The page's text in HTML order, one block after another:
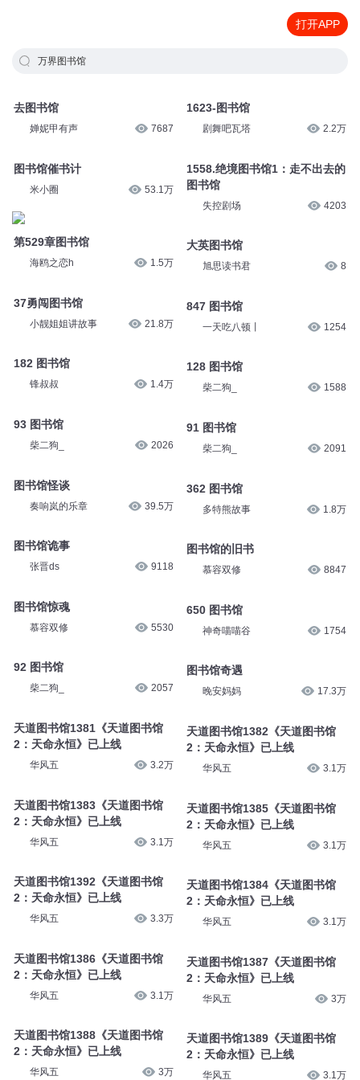
打开APP
万界图书馆
去图书馆
婵妮甲有声 7687
图书馆催书计
米小圈 53.1万
第529章图书馆
海鸥之恋h 1.5万
37勇闯图书馆
小靓姐姐讲故事 21.8万
182 图书馆
锋叔叔 1.4万
93 图书馆
柴二狗_ 2026
图书馆怪谈
奏响岚的乐章 39.5万
图书馆诡事
张晋ds 9118
图书馆惊魂
慕容双修 5530
92 图书馆
柴二狗_ 2057
天道图书馆1381《天道图书馆
2：天命永恒》已上线
华风五 3.2万
天道图书馆1383《天道图书馆
2：天命永恒》已上线
华风五 3.1万
天道图书馆1392《天道图书馆
2：天命永恒》已上线
华风五 3.3万
天道图书馆1386《天道图书馆
2：天命永恒》已上线
华风五 3.1万
天道图书馆1388《天道图书馆
2：天命永恒》已上线
华风五 3万
1623-图书馆
剧舞吧瓦塔 2.2万
1558.绝境图书馆1：走不出去的
图书馆
失控剧场 4203
大英图书馆
旭思读书君 8
847 图书馆
一天吃八顿丨 1254
128 图书馆
柴二狗_ 1588
91 图书馆
柴二狗_ 2091
362 图书馆
多特熊故事 1.8万
图书馆的旧书
慕容双修 8847
650 图书馆
神奇喵喵谷 1754
图书馆奇遇
晚安妈妈 17.3万
天道图书馆1382《天道图书馆
2：天命永恒》已上线
华风五 3.1万
天道图书馆1385《天道图书馆
2：天命永恒》已上线
华风五 3.1万
天道图书馆1384《天道图书馆
2：天命永恒》已上线
华风五 3.1万
天道图书馆1387《天道图书馆
2：天命永恒》已上线
华风五 3万
天道图书馆1389《天道图书馆
2：天命永恒》已上线
华风五 3.1万